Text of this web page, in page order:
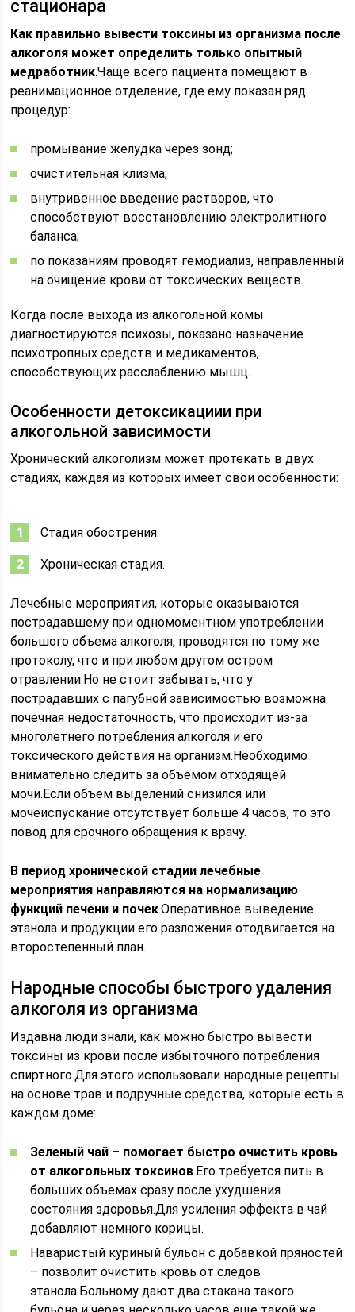
стационара
Как правильно вывести токсины из организма после
алкоголя может определить только опытный
медработник.Чаще всего пациента помещают в
реанимационное отделение, где ему показан ряд
процедур:
промывание желудка через зонд;
очистительная клизма;
внутривенное введение растворов, что
способствуют восстановлению электролитного
баланса;
по показаниям проводят гемодиализ, направленный
на очищение крови от токсических веществ.
Когда после выхода из алкогольной комы
диагностируются психозы, показано назначение
психотропных средств и медикаментов,
способствующих расслаблению мышц.
Особенности детоксикациии при
алкогольной зависимости
Хронический алкоголизм может протекать в двух
стадиях, каждая из которых имеет свои особенности:
Стадия обострения.
Хроническая стадия.
Лечебные мероприятия, которые оказываются
пострадавшему при одномоментном употреблении
большого объема алкоголя, проводятся по тому же
протоколу, что и при любом другом остром
отравлении.Но не стоит забывать, что у
пострадавших с пагубной зависимостью возможна
почечная недостаточность, что происходит из-за
многолетнего потребления алкоголя и его
токсического действия на организм.Необходимо
внимательно следить за объемом отходящей
мочи.Если объем выделений снизился или
мочеиспускание отсутствует больше 4 часов, то это
повод для срочного обращения к врачу.
В период хронической стадии лечебные
мероприятия направляются на нормализацию
функций печени и почек.Оперативное выведение
этанола и продукции его разложения отодвигается на
второстепенный план.
Народные способы быстрого удаления
алкоголя из организма
Издавна люди знали, как можно быстро вывести
токсины из крови после избыточного потребления
спиртного.Для этого использовали народные рецепты
на основе трав и подручные средства, которые есть в
каждом доме:
Зеленый чай – помогает быстро очистить кровь
от алкогольных токсинов.Его требуется пить в
больших объемах сразу после ухудшения
состояния здоровья.Для усиления эффекта в чай
добавляют немного корицы.
Наваристый куриный бульон с добавкой пряностей
– позволит очистить кровь от следов
этанола.Больному дают два стакана такого